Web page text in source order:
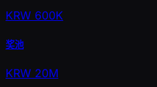
KRW 600K
奖池
KRW 20M